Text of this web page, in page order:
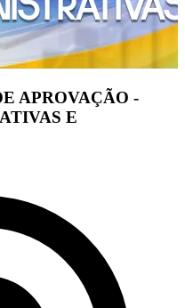
APROVAÇÃO -
E